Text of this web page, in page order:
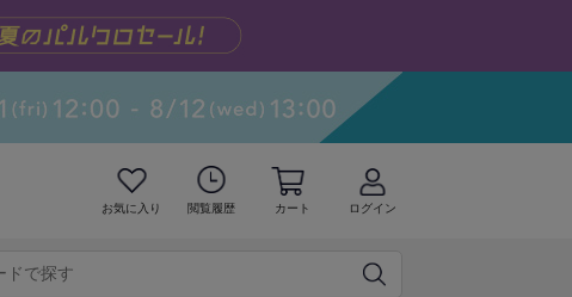
お気に入り 閲覧履歴 カート ログイン